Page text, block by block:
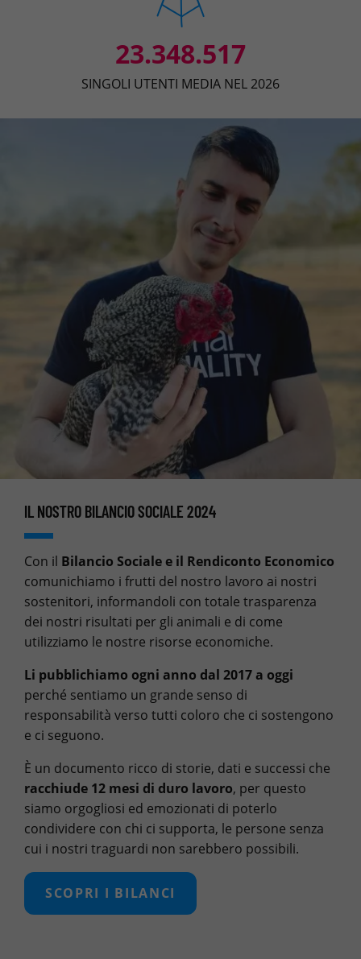
23.348.517
SINGOLI UTENTI MEDIA NEL 2026
IL NOSTRO BILANCIO SOCIALE 2024
Con il Bilancio Sociale e il Rendiconto Economico
comunichiamo i frutti del nostro lavoro ai nostri
sostenitori, informandoli con totale trasparenza
dei nostri risultati per gli animali e di come
utilizziamo le nostre risorse economiche.
Li pubblichiamo ogni anno dal 2017 a oggi
perché sentiamo un grande senso di
responsabilità verso tutti coloro che ci sostengono
e ci seguono.
È un documento ricco di storie, dati e successi che
racchiude 12 mesi di duro lavoro, per questo
siamo orgogliosi ed emozionati di poterlo
condividere con chi ci supporta, le persone senza
cui i nostri traguardi non sarebbero possibili.
SCOPRI I BILANCI